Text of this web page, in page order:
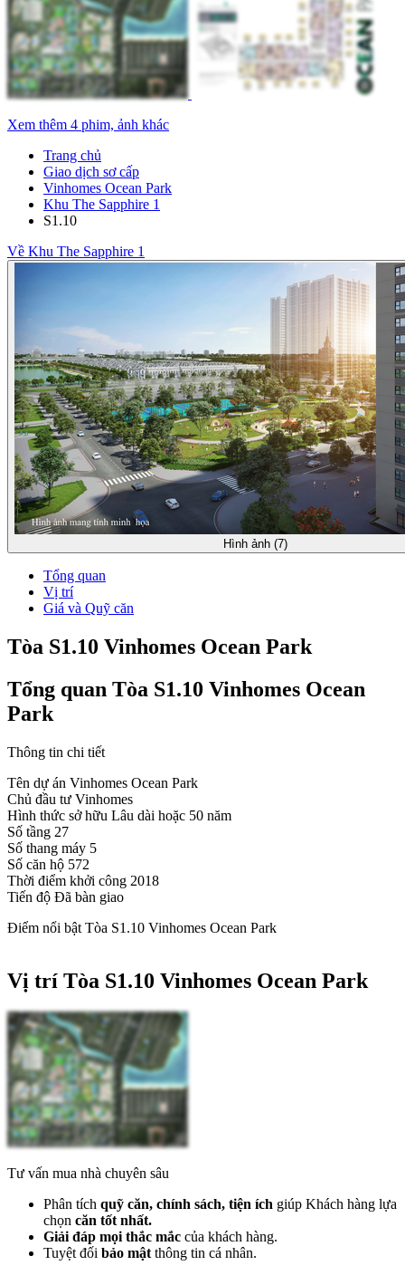
Xem thêm 4 phim, ảnh khác
Trang chủ
Giao dịch sơ cấp
Vinhomes Ocean Park
Khu The Sapphire 1
S1.10
Về Khu The Sapphire 1
Hình ảnh (7)
Tổng quan
Vị trí
Giá và Quỹ căn
Tòa S1.10 Vinhomes Ocean Park
Tổng quan Tòa S1.10 Vinhomes Ocean
Park
Thông tin chi tiết
Tên dự án Vinhomes Ocean Park
Chủ đầu tư Vinhomes
Hình thức sở hữu Lâu dài hoặc 50 năm
Số tầng 27
Số thang máy 5
Số căn hộ 572
Thời điểm khởi công 2018
Tiến độ Đã bàn giao
Điểm nổi bật Tòa S1.10 Vinhomes Ocean Park
Vị trí Tòa S1.10 Vinhomes Ocean Park
Tư vấn mua nhà chuyên sâu
Phân tích quỹ căn, chính sách, tiện ích giúp Khách hàng lựa
chọn căn tốt nhất.
Giải đáp mọi thắc mắc của khách hàng.
Tuyệt đối bảo mật thông tin cá nhân.